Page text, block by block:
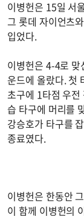
이병헌은 15일 서
그 롯데 자이언츠
입었다.
이병헌은 4-4로
운드에 올랐다. 첫
초구에 1타점 우
습 타구에 머리를
강승호가 타구를
종료였다.
이병헌은 한동안
이 함께 이병헌의